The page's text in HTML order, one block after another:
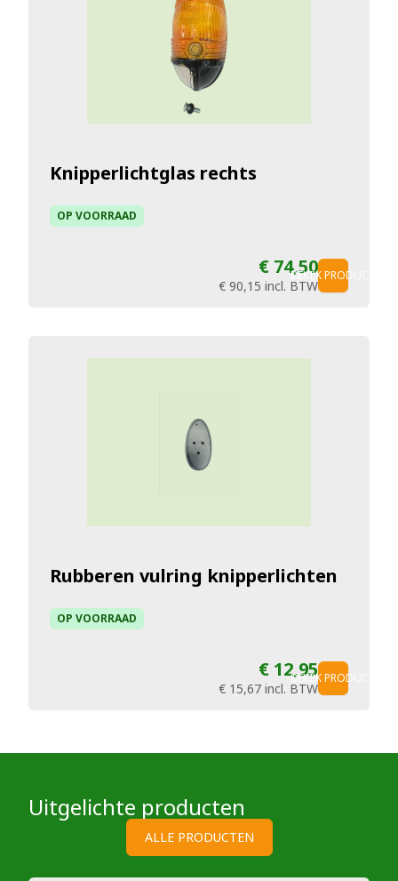
Knipperlichtglas rechts
OP VOORRAAD
€ 74,50
€ 90,15 incl. BTW
BEKIJK PRODUCT
Rubberen vulring knipperlichten
OP VOORRAAD
€ 12,95
€ 15,67 incl. BTW
BEKIJK PRODUCT
Uitgelichte producten
ALLE PRODUCTEN